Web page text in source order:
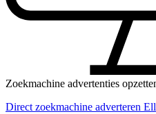
Zoekmachine advertenties
Direct zoekmachine adverteren Ell